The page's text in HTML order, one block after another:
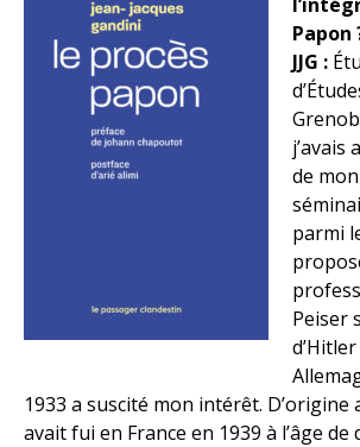
Papon
JJG :
j’avais
de
parmi
Peiser
1933 a suscité mon intérêt. D’origine
avait fui en France en 1939 à l’âge de